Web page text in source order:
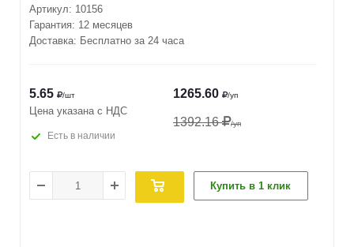
Артикул: 10156
Гарантия: 12 месяцев
Доставка: Бесплатно за 24 часа
1265.60 /уп
1392.16 /уп
5.65 /шт
Цена указана с НДС
Есть в наличии
Купить в 1 клик